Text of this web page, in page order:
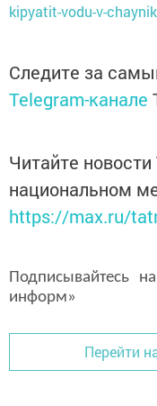
kipyatit-vodu-v-
Следите за
Telegram-канале
Читайте
национальном
https://max.ru/
Подписывайтесь
информ»
Перейти